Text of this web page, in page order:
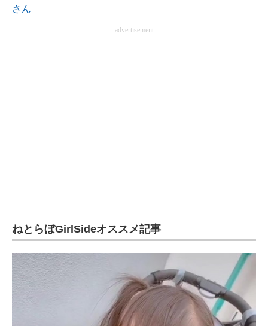
さん
advertisement
ねとらぼGirlSideオススメ記事